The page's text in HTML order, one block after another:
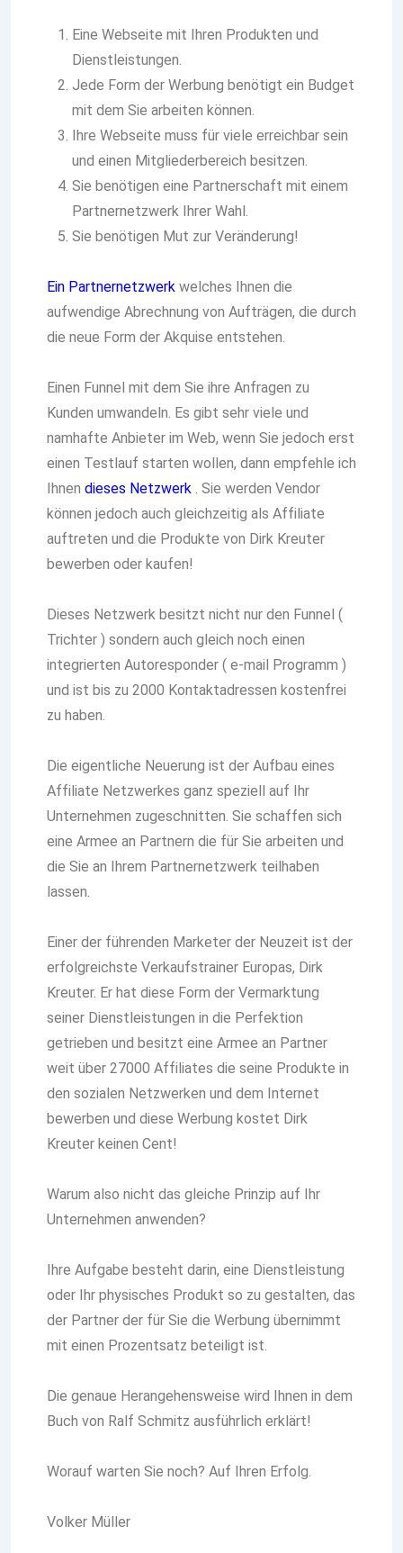
Eine Webseite mit Ihren Produkten und
Dienstleistungen.
Jede Form der Werbung benötigt ein Budget
mit dem Sie arbeiten können.
Ihre Webseite muss für viele erreichbar sein
und einen Mitgliederbereich besitzen.
Sie benötigen eine Partnerschaft mit einem
Partnernetzwerk Ihrer Wahl.
Sie benötigen Mut zur Veränderung!
Ein Partnernetzwerk welches Ihnen die
aufwendige Abrechnung von Aufträgen, die durch
die neue Form der Akquise entstehen.
Einen Funnel mit dem Sie ihre Anfragen zu
Kunden umwandeln. Es gibt sehr viele und
namhafte Anbieter im Web, wenn Sie jedoch erst
einen Testlauf starten wollen, dann empfehle ich
Ihnen dieses Netzwerk . Sie werden Vendor
können jedoch auch gleichzeitig als Affiliate
auftreten und die Produkte von Dirk Kreuter
bewerben oder kaufen!
Dieses Netzwerk besitzt nicht nur den Funnel (
Trichter ) sondern auch gleich noch einen
integrierten Autoresponder ( e-mail Programm )
und ist bis zu 2000 Kontaktadressen kostenfrei
zu haben.
Die eigentliche Neuerung ist der Aufbau eines
Affiliate Netzwerkes ganz speziell auf Ihr
Unternehmen zugeschnitten. Sie schaffen sich
eine Armee an Partnern die für Sie arbeiten und
die Sie an Ihrem Partnernetzwerk teilhaben
lassen.
Einer der führenden Marketer der Neuzeit ist der
erfolgreichste Verkaufstrainer Europas, Dirk
Kreuter. Er hat diese Form der Vermarktung
seiner Dienstleistungen in die Perfektion
getrieben und besitzt eine Armee an Partner
weit über 27000 Affiliates die seine Produkte in
den sozialen Netzwerken und dem Internet
bewerben und diese Werbung kostet Dirk
Kreuter keinen Cent!
Warum also nicht das gleiche Prinzip auf Ihr
Unternehmen anwenden?
Ihre Aufgabe besteht darin, eine Dienstleistung
oder Ihr physisches Produkt so zu gestalten, das
der Partner der für Sie die Werbung übernimmt
mit einen Prozentsatz beteiligt ist.
Die genaue Herangehensweise wird Ihnen in dem
Buch von Ralf Schmitz ausführlich erklärt!
Worauf warten Sie noch? Auf Ihren Erfolg.
Volker Müller